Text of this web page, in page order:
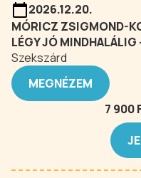
2026.12.20.
MÓRICZ ZSIGMOND-
LÉGY JÓ
Szekszárd
MEGNÉZEM
7 900